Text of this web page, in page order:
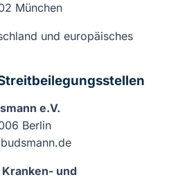
München
und europäisches
e.V.
Berlin
und